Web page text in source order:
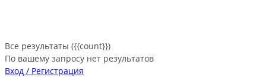
Все результаты ({{count}})
По вашему запросу нет результатов
Вход / Регистрация